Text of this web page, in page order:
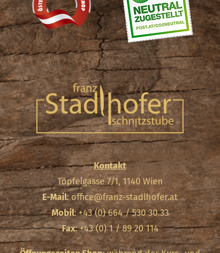
Kontakt
Töpfelgasse 7/1, 1140 Wien
E-Mail:office@franz-stadlhofer.at
Mobil: +43 (0) 664 / 530 30 33
Fax: +43 (0) 1 / 89 20 114